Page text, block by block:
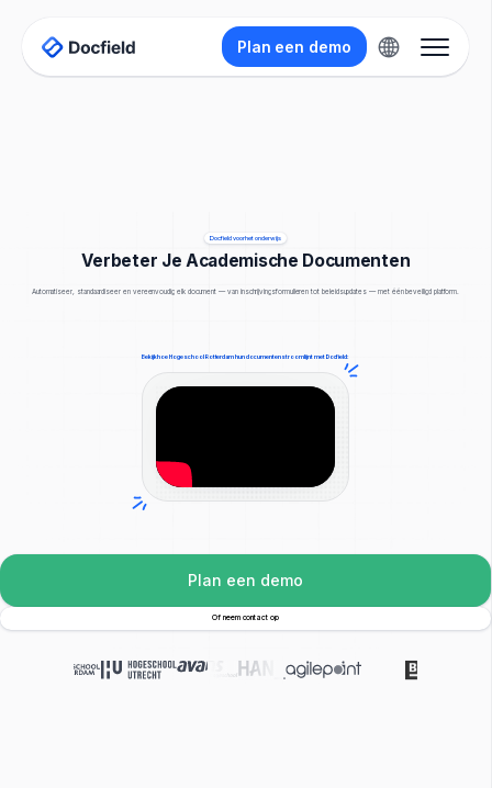
Plan een demo
Docfield voor het onderwijs
Verbeter Je Academische Documenten
Automatiseer, standaardiseer en vereenvoudig elk document — van inschrijvingsformulieren tot beleidsupdates — met één beveiligd platform.
Bekijk hoe Hogeschool Rotterdam hun documenten stroomlijnt met Docfield:
Plan een demo
Of neem contact op